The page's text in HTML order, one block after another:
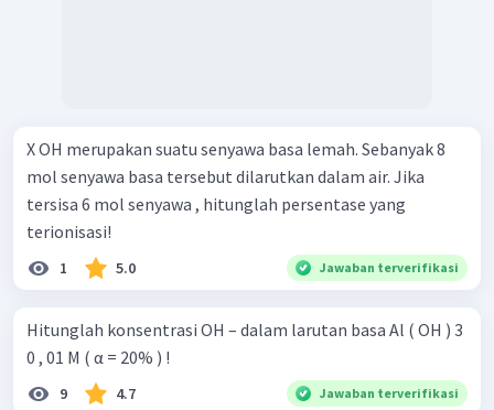
X OH merupakan suatu senyawa basa lemah. Sebanyak 8
mol senyawa basa tersebut dilarutkan dalam air. Jika
tersisa 6 mol senyawa , hitunglah persentase yang
terionisasi!
1 5.0 Jawaban terverifikasi
Hitunglah konsentrasi OH – dalam larutan basa Al ( OH ) 3 ​
0 , 01 M ( α = 20% ) !
9 4.7 Jawaban terverifikasi